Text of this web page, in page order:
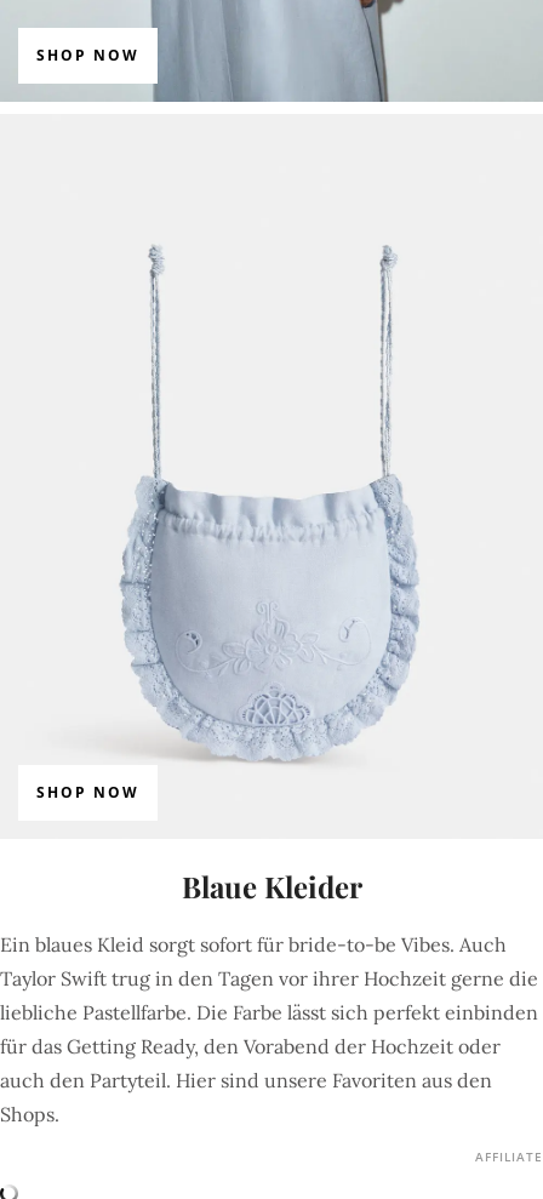
SHOP NOW
SHOP NOW
Blaue Kleider
Ein blaues Kleid sorgt sofort für bride-to-be Vibes. Auch
Taylor Swift trug in den Tagen vor ihrer Hochzeit gerne die
liebliche Pastellfarbe. Die Farbe lässt sich perfekt einbinden
für das Getting Ready, den Vorabend der Hochzeit oder
auch den Partyteil. Hier sind unsere Favoriten aus den
Shops.
AFFILIATE